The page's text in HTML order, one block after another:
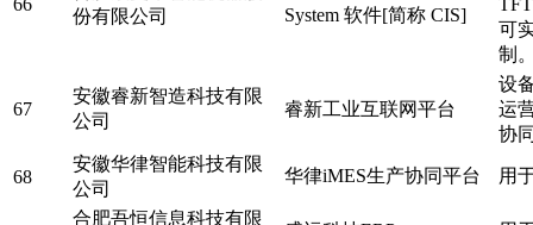
66
份有限公司
System 软件[简称 CIS]
可
制
67
安徽睿新智造科技有限
公司
睿新工业互联网平台
设
运
协
68
安徽华律智能科技有限
公司
华律iMES生产协同平台 用
合肥吾恒信息科技有限